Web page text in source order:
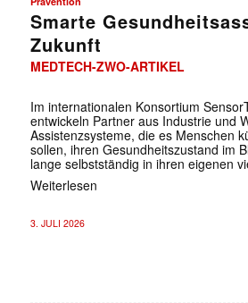
Smarte
Zukunft
MEDTECH-ZWO-ARTIKEL
Im internationalen Konsortium
entwickeln Partner aus Industrie und
Assistenzsysteme, die es Menschen
sollen, ihren Gesundheitszustand im
lange selbstständig in ihren eigenen
Weiterlesen
3. JULI 2026